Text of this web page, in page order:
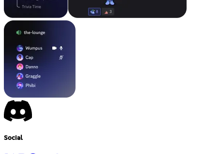
Social